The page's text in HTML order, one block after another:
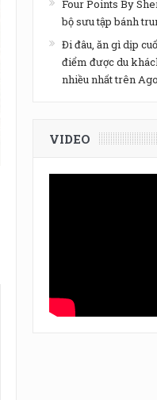
Four Points By
bộ sưu tập bánh
Đi đâu, ăn gì dịp
điểm được du
nhiều nhất trên
VIDEO